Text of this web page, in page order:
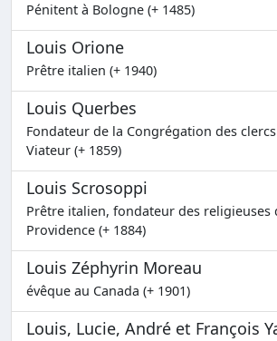
Pénitent à Bologne (+ 1485)
Louis Orione
Prêtre italien (+ 1940)
Louis Querbes
Fondateur de la Congrégation des
Viateur (+ 1859)
Louis Scrosoppi
Prêtre italien, fondateur des religieuses
Providence (+ 1884)
Louis Zéphyrin Moreau
évêque au Canada (+ 1901)
Louis, Lucie, André et François